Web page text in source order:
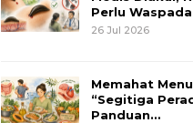
Perlu
26 Jul 2026
Memahat
“Segitiga
Panduan…